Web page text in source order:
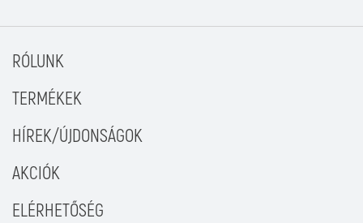
RÓLUNK
TERMÉKEK
HÍREK/ÚJDONSÁGOK
AKCIÓK
ELÉRHETŐSÉG